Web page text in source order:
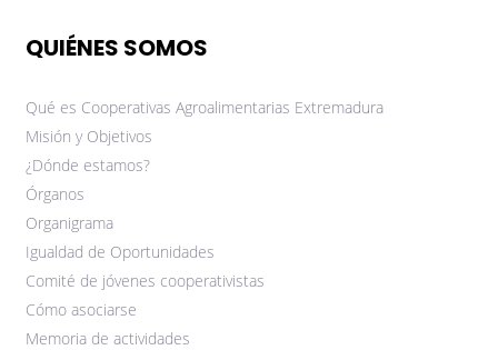
QUIÉNES SOMOS
Qué es Cooperativas Agroalimentarias Extremadura
Misión y Objetivos
¿Dónde estamos?
Órganos
Organigrama
Igualdad de Oportunidades
Comité de jóvenes cooperativistas
Cómo asociarse
Memoria de actividades